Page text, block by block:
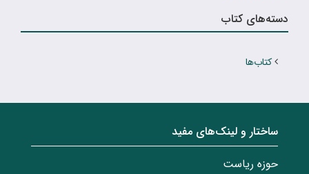
دسته‌های کتاب
کتاب‌ها
ساختار‌‌ و‌‌ لینک‌های مفید
حوزه ریاست